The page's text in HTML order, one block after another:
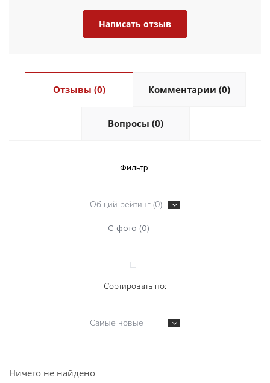
Написать отзыв
Отзывы (0) Комментарии (0)
Вопросы (0)
Фильтр:
Общий рейтинг (0)
С фото (0)
Сортировать по:
Самые новые
Ничего не найдено